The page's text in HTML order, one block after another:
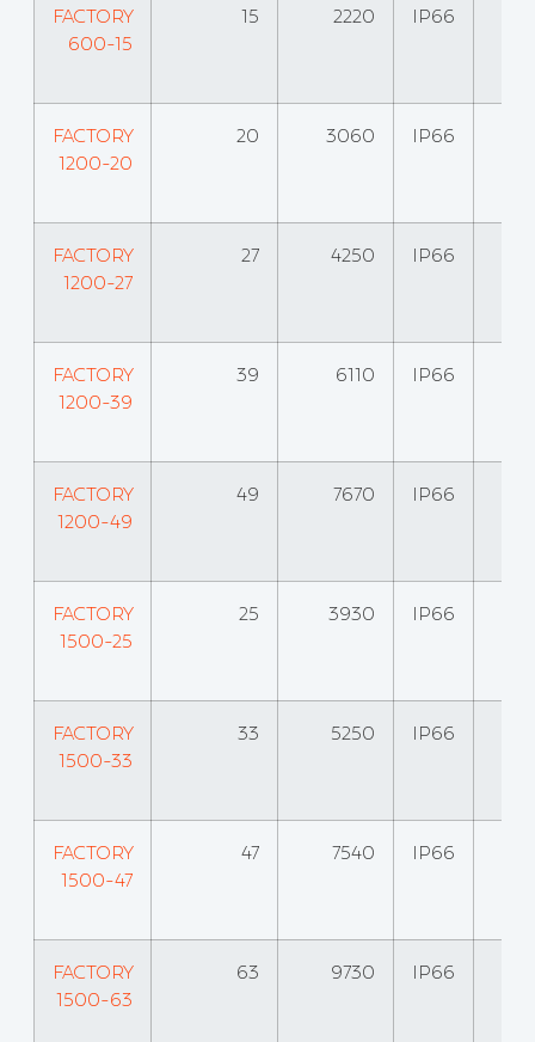
FACTORY
600-15
15 2220 IP66
FACTORY
1200-20
20 3060 IP66
FACTORY
1200-27
27 4250 IP66
FACTORY
1200-39
39 6110 IP66
FACTORY
1200-49
49 7670 IP66
FACTORY
1500-25
25 3930 IP66
FACTORY
1500-33
33 5250 IP66
FACTORY
1500-47
47 7540 IP66
FACTORY
1500-63
63 9730 IP66